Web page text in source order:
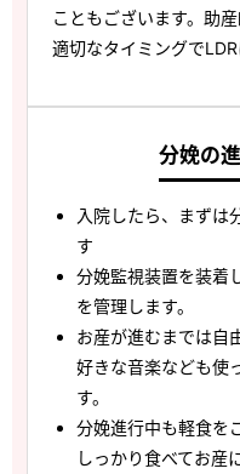
こともございます。助
適切なタイミングでLDR
分娩の
入院したら、まずは
す
分娩監視装置を装着
を管理します。
お産が進むまでは自
好きな音楽なども使
す。
分娩進行中も軽食を
しっかり食べてお産